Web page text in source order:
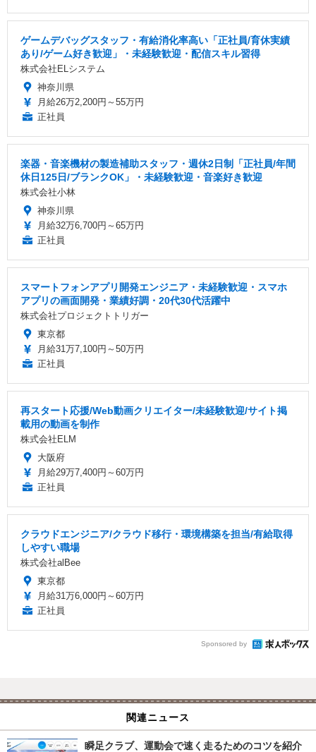
ゲームデバッグスタッフ・有給消化率高い「正社員/育休実績
あり/ゲーム好き歓迎」・未経験歓迎・配信スキル習得
株式会社ELシステム
神奈川県
月給26万2,200円～55万円
正社員
楽器・音楽機材の製造補助スタッフ・週休2日制「正社員/年間
休日125日/ブランクOK」・未経験歓迎・音楽好き歓迎
株式会社小林
神奈川県
月給32万6,700円～65万円
正社員
スマートフォンアプリ開発エンジニア・未経験歓迎・スマホ
アプリの画面開発・業績好調・20代30代活躍中
株式会社プロジェクトトリガー
東京都
月給31万7,100円～50万円
正社員
再スタート応援/Web動画クリエイター/未経験歓迎/サイト掲
載用の動画を制作
株式会社ELM
大阪府
月給29万7,400円～60万円
正社員
クラウドエンジニア/クラウド移行・環境構築を担当/有給取得
しやすい職場
株式会社alBee
東京都
月給31万6,000円～60万円
正社員
Sponsored by
関連ニュース
瞬足クラブ、運動会で速く走るためのコツを紹介